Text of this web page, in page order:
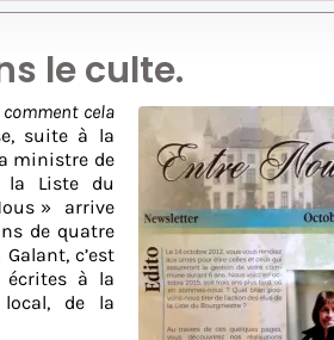
le culte.
cela
suite à la
ministre de
la Liste du
»
arrive
de quatre
c’est
écrites à la
local, de la